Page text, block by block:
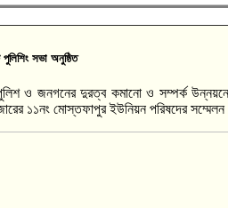
সভা অনুষ্ঠিত
ও জনগনের দুরত্ব কমানো ও সম্পর্ক
১১নং মোস্তফাপুর ইউনিয়ন পরিষদের